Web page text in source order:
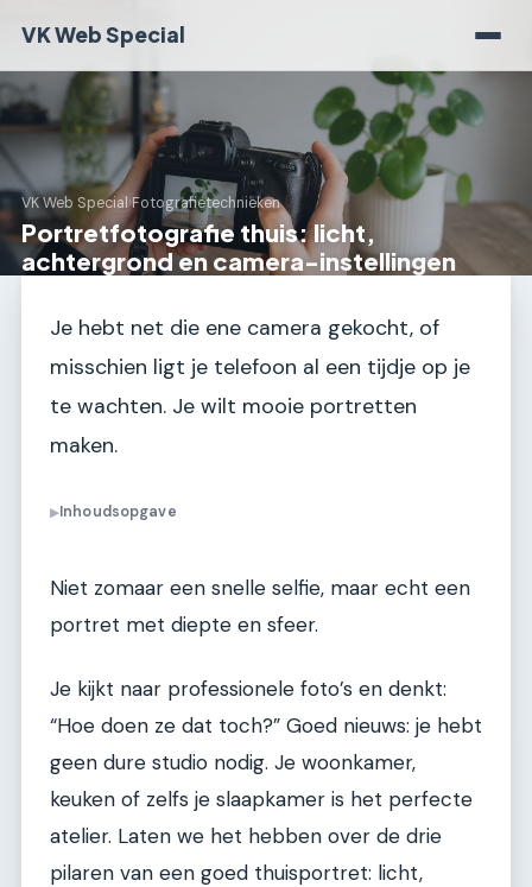
VK Web Special
VK Web Special›Fotografietechnieken
Portretfotografie thuis: licht,
achtergrond en camera-instellingen
Je hebt net die ene camera gekocht, of
misschien ligt je telefoon al een tijdje op je
te wachten. Je wilt mooie portretten
maken.
▶Inhoudsopgave
Niet zomaar een snelle selfie, maar echt een
portret met diepte en sfeer.
Je kijkt naar professionele foto’s en denkt:
“Hoe doen ze dat toch?” Goed nieuws: je hebt
geen dure studio nodig. Je woonkamer,
keuken of zelfs je slaapkamer is het perfecte
atelier. Laten we het hebben over de drie
pilaren van een goed thuisportret: licht,